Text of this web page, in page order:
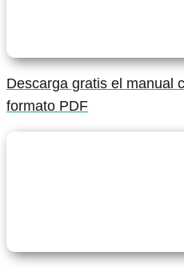
Descarga gratis el manual
formato PDF